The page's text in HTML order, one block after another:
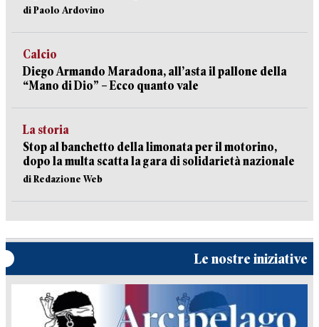
di Paolo Ardovino
Calcio
Diego Armando Maradona, all’asta il pallone della
“Mano di Dio” – Ecco quanto vale
La storia
Stop al banchetto della limonata per il motorino,
dopo la multa scatta la gara di solidarietà nazionale
di Redazione Web
Le nostre iniziative